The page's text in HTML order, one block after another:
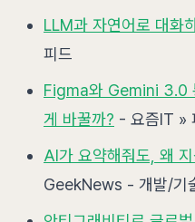
LLM과 자연어로 대화
피드
Figma와 Gemini 3.0
게 바꿀까? - 요즘IT »
AI가 요약해줘도, 왜
GeekNews - 개발/기